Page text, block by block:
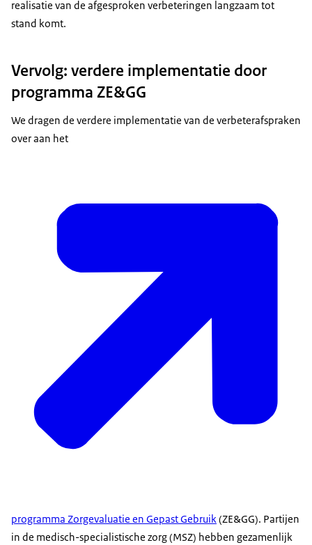
realisatie van de afgesproken verbeteringen langzaam tot
stand komt.
Vervolg: verdere implementatie door
programma ZE&GG
We dragen de verdere implementatie van de verbeterafspraken
over aan het
programma Zorgevaluatie en Gepast Gebruik (ZE&GG). Partijen
in de medisch-specialistische zorg (MSZ) hebben gezamenlijk